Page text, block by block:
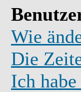
Wie
Die
Ich